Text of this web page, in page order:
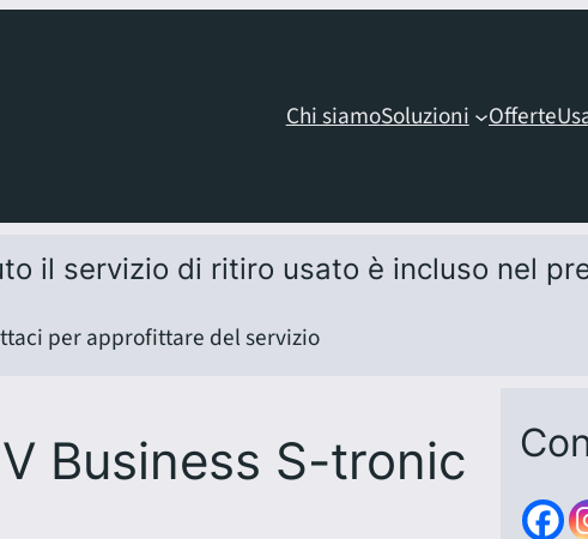
Chi siamoSoluzioni Offerte
il servizio di ritiro usato è incluso nel
per approfittare del servizio
Business S-tronic